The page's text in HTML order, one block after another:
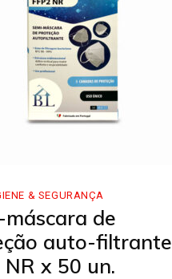
& SEGURANÇA
máscara de
auto-filtrante
NR x 50 un.